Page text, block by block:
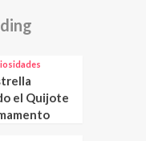
el Quijote